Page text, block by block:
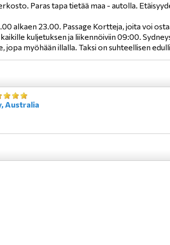
Paras tapa tietää maa - autolla.
alkaen 23.00. Passage Kortteja, joita voi
kuljetuksen ja liikennöiviin 09:00.
jopa myöhään illalla. Taksi on suhteellisen
Australia